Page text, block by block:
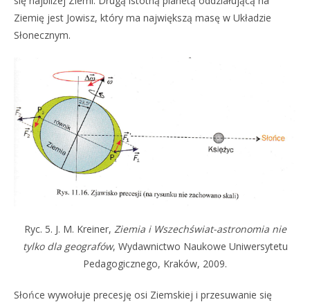
Ziemię jest Jowisz, który ma największą masę w Układzie
Słonecznym.
Ryc. 5. J. M. Kreiner, Ziemia i Wszechświat-astronomia nie
tylko dla geografów, Wydawnictwo Naukowe Uniwersytetu
Pedagogicznego, Kraków, 2009.
Słońce wywołuje precesję osi Ziemskiej i przesuwanie się